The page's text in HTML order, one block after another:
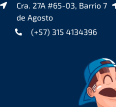
Cra. 27A #65-03, Barrio 7
de Agosto
(+57) 315 4134396